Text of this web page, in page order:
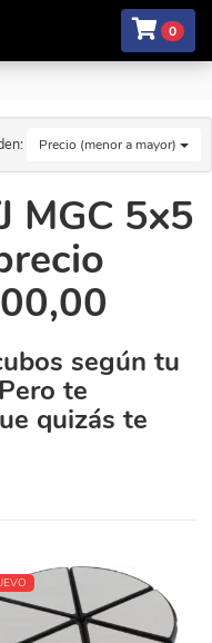
0
Precio (menor a mayor)
MGC 5x5
según tu
te
quizás te